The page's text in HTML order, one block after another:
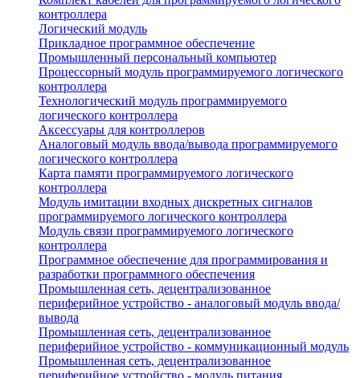
контроллера
Логический модуль
Прикладное программное обеспечение
Промышленный персональный компьютер
Процессорный модуль программируемого логического
контроллера
Технологический модуль программируемого
логического контроллера
Аксессуары для контроллеров
Аналоговый модуль ввода/вывода программируемого
логического контроллера
Карта памяти программируемого логического
контроллера
Модуль имитации входных дискретных сигналов
программируемого логического контроллера
Модуль связи программируемого логического
контроллера
Программное обеспечение для программирования и
разработки программного обеспечения
Промышленная сеть, децентрализованное
периферийное устройство - аналоговый модуль ввода/
вывода
Промышленная сеть, децентрализованное
периферийное устройство - коммуникационный модуль
Промышленная сеть, децентрализованное
периферийное устройство - модуль питания,